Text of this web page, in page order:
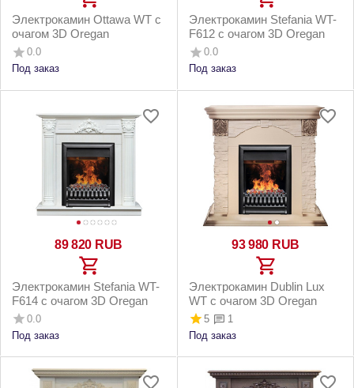
Электрокамин Ottawa WT с
очагом 3D Oregan
0.0
Под заказ
Электрокамин Stefania WT-
F612 с очагом 3D Oregan
0.0
Под заказ
89 820 RUB
Электрокамин Stefania WT-
F614 с очагом 3D Oregan
0.0
Под заказ
93 980 RUB
Электрокамин Dublin Lux
WT с очагом 3D Oregan
5
1
Под заказ